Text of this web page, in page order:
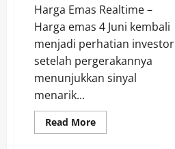
Harga Emas Realtime –
Harga emas 4 Juni kembali
menjadi perhatian investor
setelah pergerakannya
menunjukkan sinyal
menarik...
Read MoreRead
more